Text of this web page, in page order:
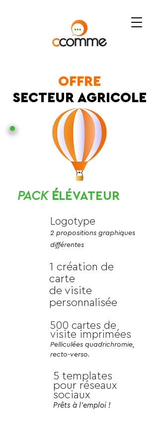
OFFRE
SECTEUR AGRICOLE
PACKÉ LÉVATEUR
Logotype
2 propositions graphiques
différentes
1 création de
carte
de visite
personnalisée
500 cartes de
visite imprimées
Pelliculées quadrichromie,
recto-verso.
5 templates
pour réseaux
sociaux
Prêts à l'emploi !